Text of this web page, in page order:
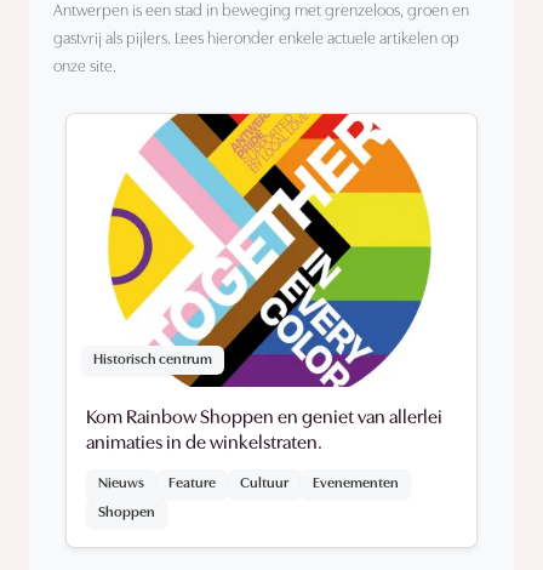
Antwerpen is een stad in beweging met grenzeloos, groen en
gastvrij als pijlers. Lees hieronder enkele actuele artikelen op
onze site.
Historisch centrum
Kom Rainbow Shoppen en geniet van allerlei
animaties in de winkelstraten.
Nieuws Feature Cultuur
Evenementen
Shoppen